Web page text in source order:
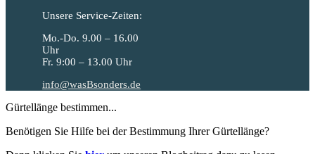
Unsere Service-Zeiten:
Mo.-Do. 9.00 – 16.00
Uhr
Fr. 9:00 – 13.00 Uhr
info@wasBsonders.de
Gürtellänge bestimmen...
Benötigen Sie Hilfe bei der Bestimmung Ihrer Gürtellänge?